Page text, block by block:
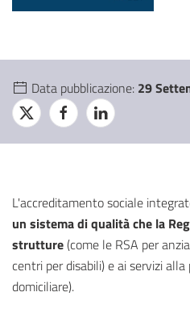
Data pubblicazione: 29
L'accreditamento sociale
un sistema di qualità che la
strutture(come le RSA per
centri per disabili) e ai servizi
domiciliare).